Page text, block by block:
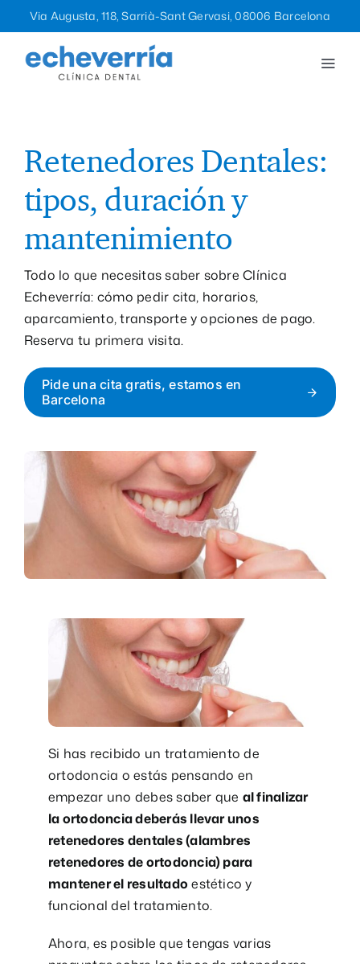
Saltar
al
contenido
Via Augusta, 118, Sarrià-Sant Gervasi, 08006 Barcelona
La clínica
Equipo
Blog
Contacto
1ª Cita Gratis
Retenedores Dentales:
tipos, duración y
mantenimiento
Todo lo que necesitas saber sobre Clínica
Echeverría: cómo pedir cita, horarios,
aparcamiento, transporte y opciones de pago.
Reserva tu primera visita.
Pide una cita gratis, estamos en
Barcelona
Si has recibido un tratamiento de
ortodoncia o estás pensando en
empezar uno debes saber que al finalizar
la ortodoncia deberás llevar unos
retenedores dentales (alambres
retenedores de ortodoncia) para
mantener el resultado estético y
funcional del tratamiento.
Ahora, es posible que tengas varias